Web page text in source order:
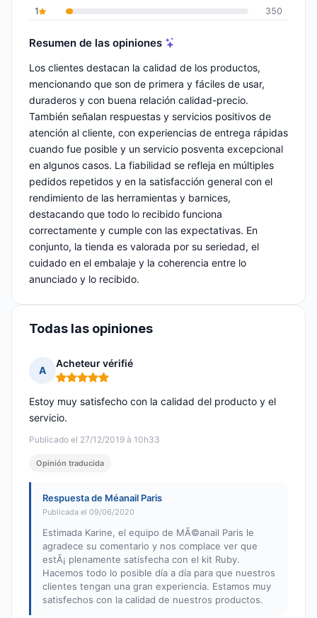
1
350
Resumen de las opiniones
Los clientes destacan la calidad de los productos,
mencionando que son de primera y fáciles de usar,
duraderos y con buena relación calidad-precio.
También señalan respuestas y servicios positivos de
atención al cliente, con experiencias de entrega rápidas
cuando fue posible y un servicio posventa excepcional
en algunos casos. La fiabilidad se refleja en múltiples
pedidos repetidos y en la satisfacción general con el
rendimiento de las herramientas y barnices,
destacando que todo lo recibido funciona
correctamente y cumple con las expectativas. En
conjunto, la tienda es valorada por su seriedad, el
cuidado en el embalaje y la coherencia entre lo
anunciado y lo recibido.
Todas las opiniones
A
Acheteur vérifié
Nota: 5 de 5
Publicado el 27/12/2019 à 10h33
Estoy muy satisfecho con la calidad del producto y el
servicio.
Opinión traducida
Respuesta de Méanail Paris
Publicada el 09/06/2020
Estimada Karine, el equipo de MÃ©anail Paris le
agradece su comentario y nos complace ver que
estÃ¡ plenamente satisfecha con el kit Ruby.
Hacemos todo lo posible día a día para que nuestros
clientes tengan una gran experiencia. Estamos muy
satisfechos con la calidad de nuestros productos.